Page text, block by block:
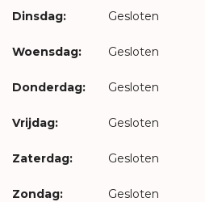
Dinsdag: Gesloten
Woensdag: Gesloten
Donderdag: Gesloten
Vrijdag: Gesloten
Zaterdag: Gesloten
Zondag: Gesloten